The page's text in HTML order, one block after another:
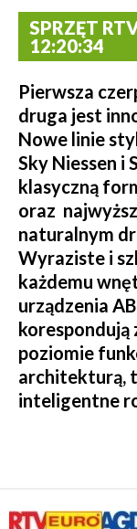
SPRZĘT
12:20:34
Pierwsza
druga jest
Nowe linie
Sky Niessen i
klasyczną
oraz
naturalnym
Wyraziste i
każdemu
urządzenia
korespondują
poziomie
architekturą,
inteligentne